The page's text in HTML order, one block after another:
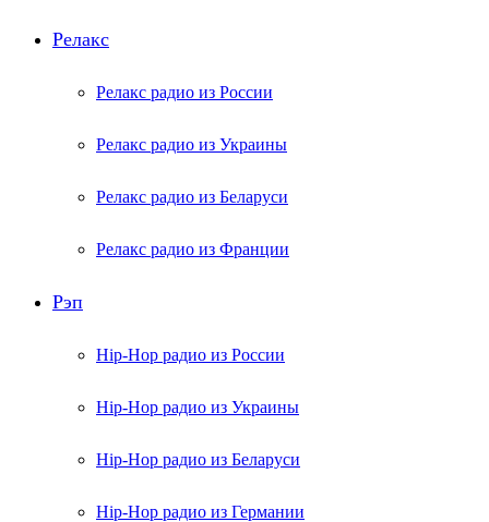
Релакс
Релакс радио из России
Релакс радио из Украины
Релакс радио из Беларуси
Релакс радио из Франции
Рэп
Hip-Hop радио из России
Hip-Hop радио из Украины
Hip-Hop радио из Беларуси
Hip-Hop радио из Германии